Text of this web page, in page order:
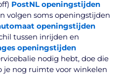
PostNL openingstijden
volgen soms openingstijden
openingstijden
tussen inrijden en
openingstijden
nodig hebt, doe die
je nog ruimte voor winkelen